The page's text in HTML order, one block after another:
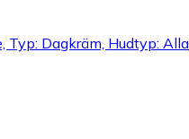
Typ: Dagkräm, Hudtyp: Alla